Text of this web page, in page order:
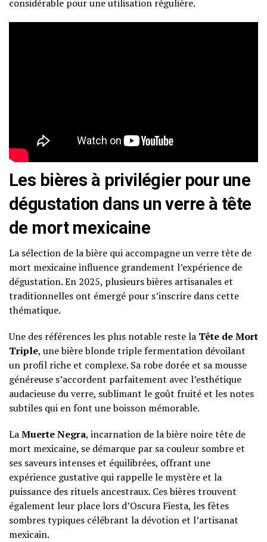
considérable pour une utilisation régulière.
Les bières à privilégier pour une
dégustation dans un verre à tête
de mort mexicaine
La sélection de la bière qui accompagne un verre tête de
mort mexicaine influence grandement l’expérience de
dégustation. En 2025, plusieurs bières artisanales et
traditionnelles ont émergé pour s’inscrire dans cette
thématique.
Une des références les plus notable reste la Tête de Mort
Triple, une bière blonde triple fermentation dévoilant
un profil riche et complexe. Sa robe dorée et sa mousse
généreuse s’accordent parfaitement avec l’esthétique
audacieuse du verre, sublimant le goût fruité et les notes
subtiles qui en font une boisson mémorable.
LaMuerte Negra, incarnation de la bière noire tête de
mort mexicaine, se démarque par sa couleur sombre et
ses saveurs intenses et équilibrées, offrant une
expérience gustative qui rappelle le mystère et la
puissance des rituels ancestraux. Ces bières trouvent
également leur place lors d’Oscura Fiesta, les fêtes
sombres typiques célébrant la dévotion et l’artisanat
mexicain.